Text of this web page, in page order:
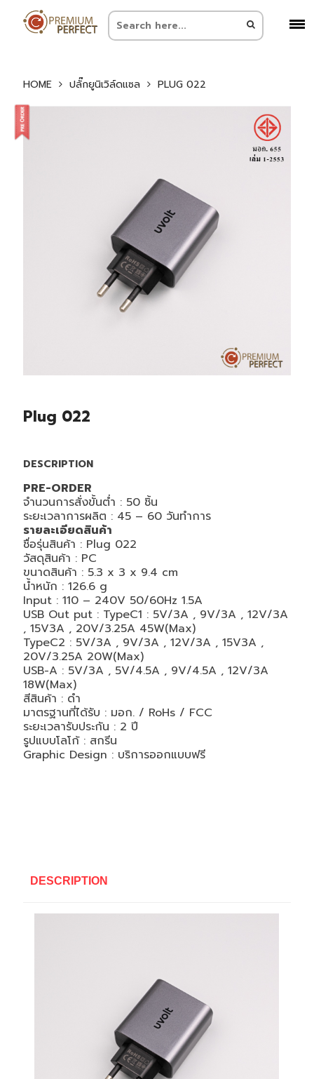
HOME ปลั๊กยูนิเวิล์ดแซล PLUG 022
Plug 022
DESCRIPTION
PRE-ORDER
จำนวนการสั่งขั้นต่ำ : 50 ชิ้น
ระยะเวลาการผลิต : 45 – 60 วันทำการ
รายละเอียดสินค้า
ชื่อรุ่นสินค้า : Plug 022
วัสดุสินค้า : PC
ขนาดสินค้า : 5.3 x 3 x 9.4 cm
น้ำหนัก : 126.6 g
Input : 110 – 240V 50/60Hz 1.5A
USB Out put : TypeC1 : 5V/3A , 9V/3A , 12V/3A
, 15V3A , 20V/3.25A 45W(Max)
TypeC2 : 5V/3A , 9V/3A , 12V/3A , 15V3A ,
20V/3.25A 20W(Max)
USB-A : 5V/3A , 5V/4.5A , 9V/4.5A , 12V/3A
18W(Max)
สีสินค้า : ดำ
มาตรฐานที่ได้รับ : มอก. / RoHs / FCC
ระยะเวลารับประกัน : 2 ปี
รูปแบบโลโก้ : สกรีน
Graphic Design : บริการออกแบบฟรี
DESCRIPTION